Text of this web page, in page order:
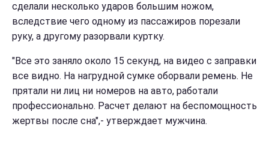
сделали несколько ударов большим ножом,
вследствие чего одному из пассажиров порезали
руку, а другому разорвали куртку.
"Все это заняло около 15 секунд, на видео с заправки
все видно. На нагрудной сумке оборвали ремень. Не
прятали ни лиц ни номеров на авто, работали
профессионально. Расчет делают на беспомощность
жертвы после сна",- утверждает мужчина.